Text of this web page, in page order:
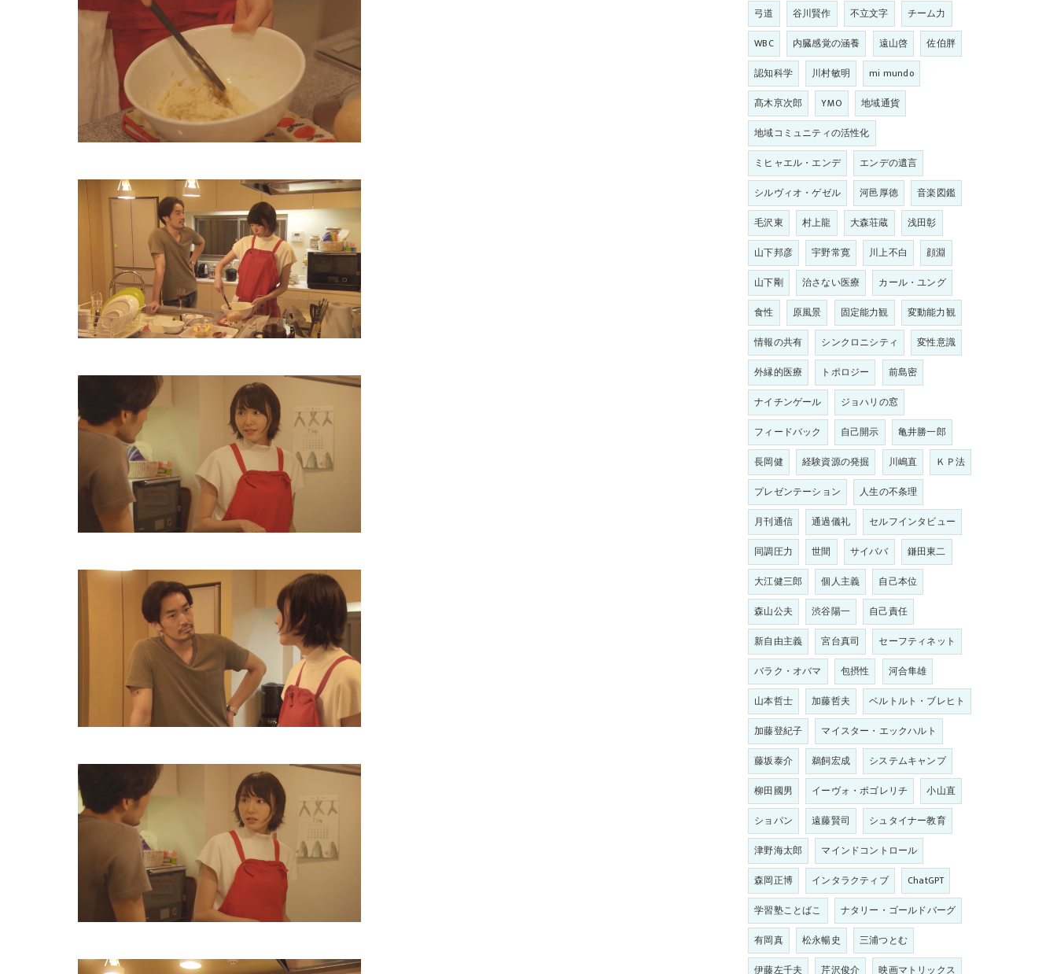
弓道
谷川賢作 不立文字
チーム力
WBC
内臓感覚の涵養 遠山啓
佐伯胖
認知科学
川村敏明
mi mundo
髙木亰次郎
YMO
地域通貨
地域コミュニティの活性化
ミヒャエル・エンデ
エンデの遺言
シルヴィオ・ゲゼル
河邑厚徳
音楽図鑑
毛沢東
村上龍 大森荘蔵
浅田彰
山下邦彦
宇野常寛 川上不白
顔淵
山下剛
治さない医療
カール・ユング
食性
原風景 固定能力観
変動能力観
情報の共有
シンクロニシティ
変性意識
外縁的医療
トポロジー
前島密
ナイチンゲール
ジョハリの窓
フィードバック
自己開示
亀井勝一郎
長岡健
経験資源の発掘 川嶋直
ＫＰ法
プレゼンテーション
人生の不条理
月刊通信
通過儀礼
セルフインタビュー
同調圧力
世間 サイババ
鎌田東二
大江健三郎
個人主義
自己本位
森山公夫
渋谷陽一
自己責任
新自由主義
宮台真司
セーフティネット
バラク・オバマ
包摂性
河合隼雄
山本哲士
加藤哲夫
ベルトルト・ブレヒト
加藤登紀子
マイスター・エックハルト
藤坂泰介
鵜飼宏成
システムキャンプ
柳田國男
イーヴォ・ポゴレリチ
小山直
ショパン
遠藤賢司
シュタイナー教育
津野海太郎
マインドコントロール
森岡正博
インタラクティブ
ChatGPT
学習塾ことばこ
ナタリー・ゴールドバーグ
有岡真
松永暢史
三浦つとむ
伊藤左千夫
芹沢俊介 映画マトリックス